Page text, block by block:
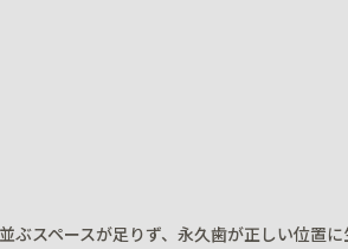
スペースが足りず、永久歯が正しい位置に